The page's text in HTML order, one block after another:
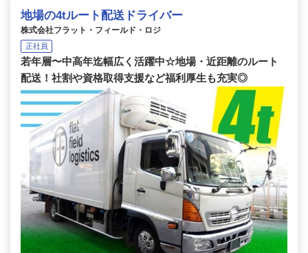
地場の4tルート配送ドライバー
株式会社フラット・フィールド・ロジ
正社員
若年層〜中高年迄幅広く活躍中☆地場・近距離のルート
配送！社割や資格取得支援など福利厚生も充実◎